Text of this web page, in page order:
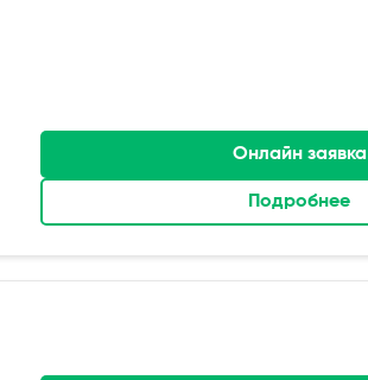
Онлайн заявка
Подробнее